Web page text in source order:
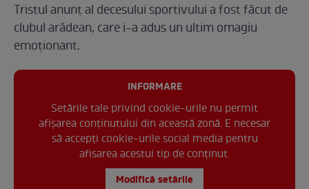
Tristul anunț al decesului sportivului a fost făcut de
clubul arădean, care i-a adus un ultim omagiu
emoționant.
INFORMARE
Setările tale privind cookie-urile nu permit
afișarea conținutului din această zonă. E necesar
să accepți cookie-urile social media pentru
afisarea acestui tip de conținut.
Modifică setările